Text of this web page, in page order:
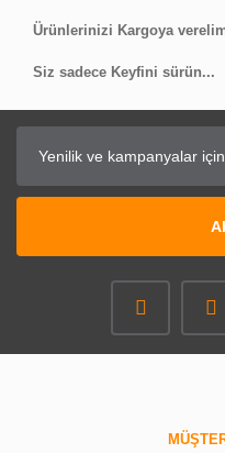
Ürünlerinizi Kargoya
Siz sadece Keyfini sürün...